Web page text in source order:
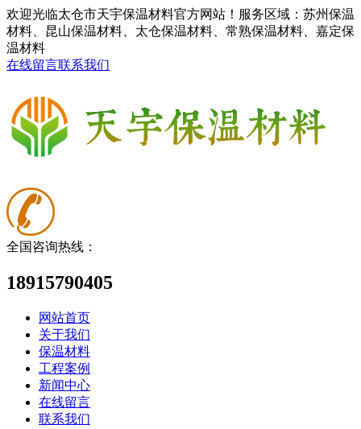
欢迎光临太仓市天宇保温材料官方网站！服务区域：苏州保温
材料、昆山保温材料、太仓保温材料、常熟保温材料、嘉定保
温材料
在线留言联系我们
全国咨询热线：
18915790405
网站首页
关于我们
保温材料
工程案例
新闻中心
在线留言
联系我们